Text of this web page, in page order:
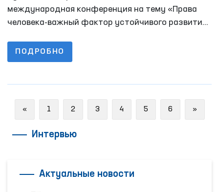
государств
международная конференция на тему «Права
человека-важный фактор устойчивого развития
Уполномоченного Олий Мажлиса по правам
человека (омбудсмана)
ПОДРОБНО
«Previous
1 2 3 4 5 6 »Next
Интервью
Актуальные новости